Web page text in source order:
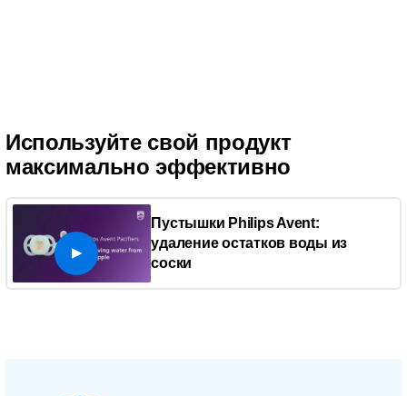
Используйте свой продукт
максимально эффективно
Пустышки Philips Avent:
удаление остатков воды из
соски